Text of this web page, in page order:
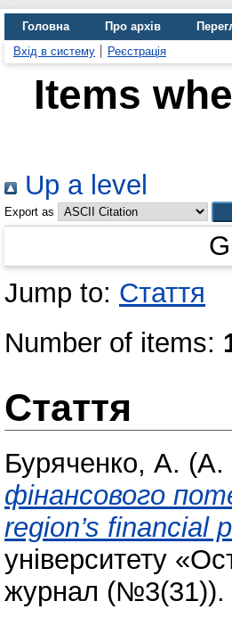
Головна Про архів
Вхід в систему
Реєстрація
Items
Up a level
Export as
Jump to: Стаття
Number of items:
Стаття
Буряченко, A.
фінансового
region’s financial
університету
журнал (№3(31)).